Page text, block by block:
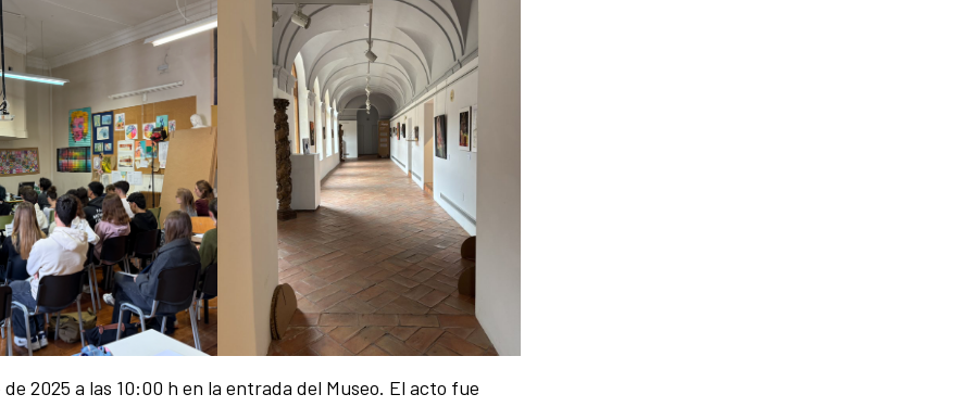
2025 a las 10:00 h en la entrada del Museo. El acto fue